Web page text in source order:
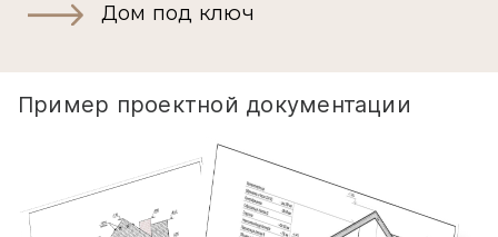
Дом под ключ
Пример проектной документации